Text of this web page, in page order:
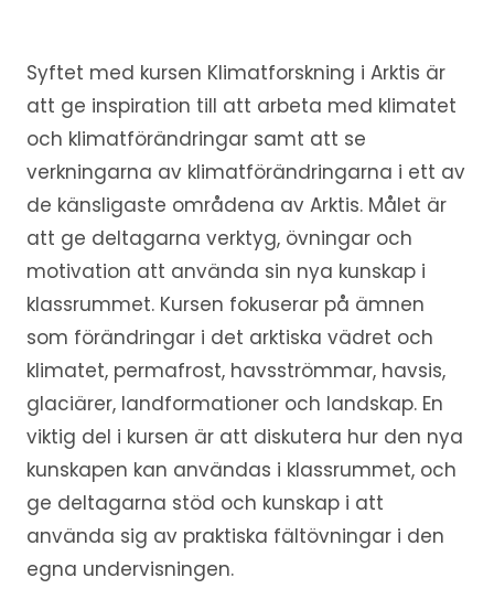
Syftet med kursen Klimatforskning i Arktis är
att ge inspiration till att arbeta med klimatet
och klimatförändringar samt att se
verkningarna av klimatförändringarna i ett av
de känsligaste områdena av Arktis. Målet är
att ge deltagarna verktyg, övningar och
motivation att använda sin nya kunskap i
klassrummet. Kursen fokuserar på ämnen
som förändringar i det arktiska vädret och
klimatet, permafrost, havsströmmar, havsis,
glaciärer, landformationer och landskap. En
viktig del i kursen är att diskutera hur den nya
kunskapen kan användas i klassrummet, och
ge deltagarna stöd och kunskap i att
använda sig av praktiska fältövningar i den
egna undervisningen.